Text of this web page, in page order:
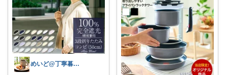
めいど@丁寧暮らし✨️